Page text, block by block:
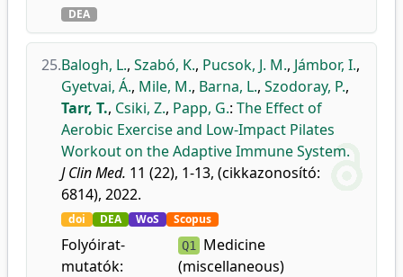
DEA
25.Balogh, L., Szabó, K., Pucsok, J. M., Jámbor, I.,
Gyetvai, Á., Mile, M., Barna, L., Szodoray, P.,
Tarr, T., Csiki, Z., Papp, G.: The Effect of
Aerobic Exercise and Low-Impact Pilates
Workout on the Adaptive Immune System.
J Clin Med. 11 (22), 1-13, (cikkazonosító:
6814), 2022.
doi DEA WoS Scopus
Folyóirat-
mutatók:
Q1
Medicine
(miscellaneous)